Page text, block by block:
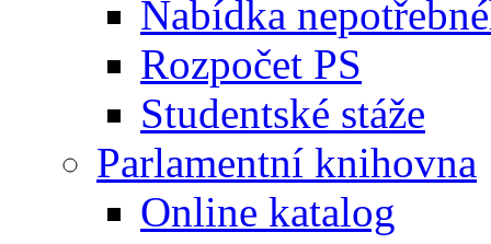
Nabídka
Rozpočet PS
Studentské stáže
Parlamentní knihovna
Online katalog